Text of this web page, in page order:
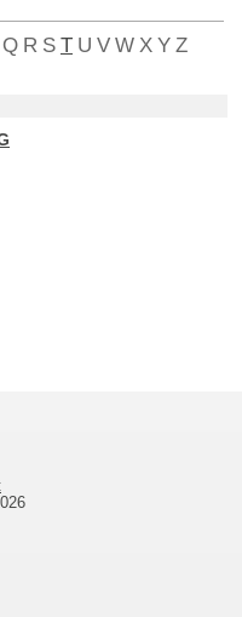
Q R S T U V W X Y Z